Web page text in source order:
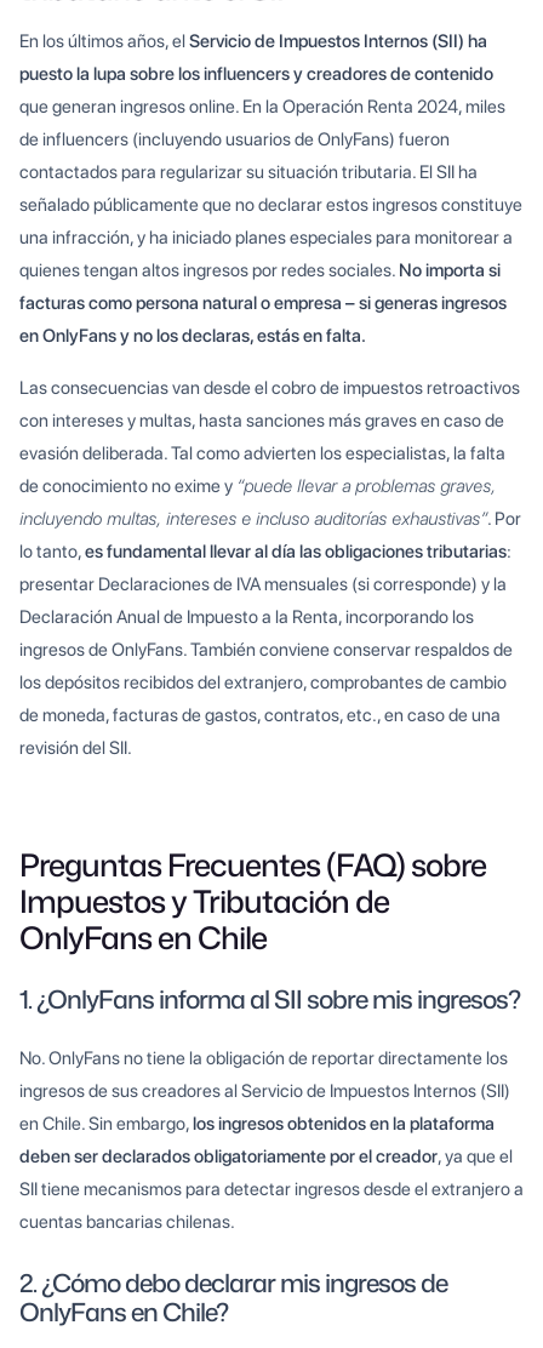
En los últimos años, elServicio de Impuestos Internos (SII) ha
puesto la lupa sobre los influencers y creadores de contenido
que generan ingresos online. En la Operación Renta 2024, miles
de influencers (incluyendo usuarios de OnlyFans) fueron
contactados para regularizar su situación tributaria. El SII ha
señalado públicamente que no declarar estos ingresos constituye
una infracción, y ha iniciado planes especiales para monitorear a
quienes tengan altos ingresos por redes sociales. No importa si
facturas como persona natural o empresa – si generas ingresos
en OnlyFans y no los declaras, estás en falta.
Las consecuencias van desde el cobro de impuestos retroactivos
con intereses y multas, hasta sanciones más graves en caso de
evasión deliberada. Tal como advierten los especialistas, la falta
de conocimiento no exime y “puede llevar a problemas graves,
incluyendo multas, intereses e incluso auditorías exhaustivas”. Por
lo tanto,es fundamental llevar al día las obligaciones tributarias:
presentar Declaraciones de IVA mensuales (si corresponde) y la
Declaración Anual de Impuesto a la Renta, incorporando los
ingresos de OnlyFans. También conviene conservar respaldos de
los depósitos recibidos del extranjero, comprobantes de cambio
de moneda, facturas de gastos, contratos, etc., en caso de una
revisión del SII.
Preguntas Frecuentes (FAQ) sobre
Impuestos y Tributación de
OnlyFans en Chile
1. ¿OnlyFans informa al SII sobre mis ingresos?
No. OnlyFans no tiene la obligación de reportar directamente los
ingresos de sus creadores al Servicio de Impuestos Internos (SII)
en Chile. Sin embargo,los ingresos obtenidos en la plataforma
deben ser declarados obligatoriamente por el creador, ya que el
SII tiene mecanismos para detectar ingresos desde el extranjero a
cuentas bancarias chilenas.
2. ¿Cómo debo declarar mis ingresos de
OnlyFans en Chile?